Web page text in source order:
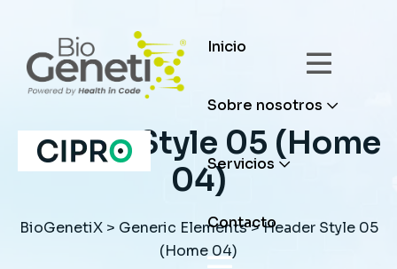
Header Style 05 (Home
04)
BioGenetiX> Generic Elements>Header Style 05
(Home 04)
Inicio
Sobre nosotros
Servicios
Contacto